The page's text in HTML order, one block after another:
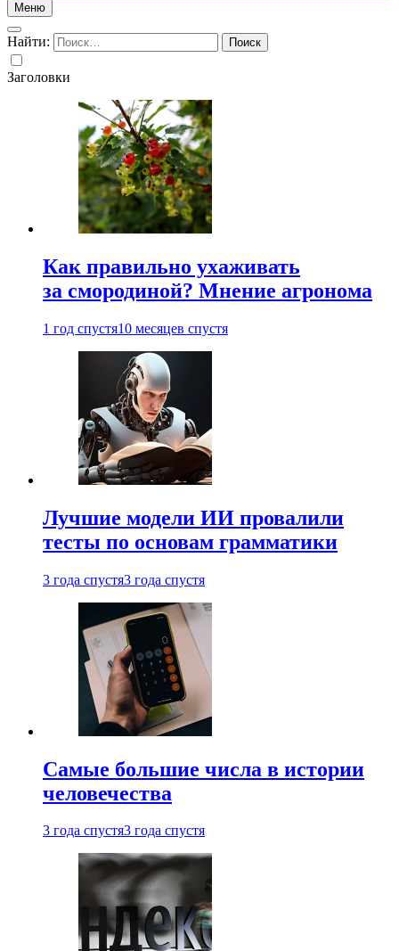
Меню
Найти:
Заголовки
Как правильно ухаживать
за смородиной? Мнение агронома
1 год спустя10 месяцев спустя
Лучшие модели ИИ провалили
тесты по основам грамматики
3 года спустя3 года спустя
Самые большие числа в истории
человечества
3 года спустя3 года спустя